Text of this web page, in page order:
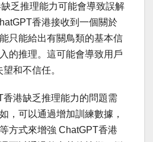
乏推理能力可能會導致誤解
香港接收到一個關於
只能給出有關鳥類的基本信
的推理。這可能會導致用戶
和不信任。
港缺乏推理能力的問題需
，可以通過增加訓練數據，
方式來增強 ChatGPT香港